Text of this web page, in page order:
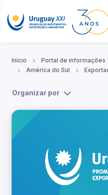
Início Portal de informações
América do Sul
Organizar por